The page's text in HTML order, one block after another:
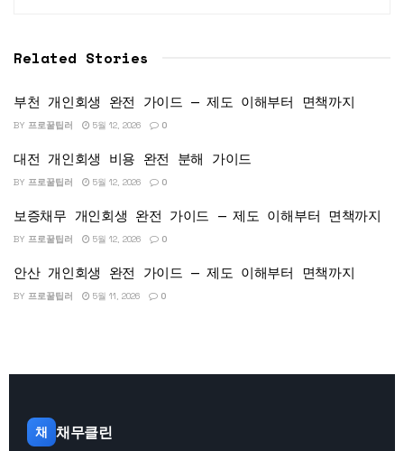
Related Stories
부천 개인회생 완전 가이드 — 제도 이해부터 면책까지
BY 프로꿀팁러 5월 12, 2026 0
대전 개인회생 비용 완전 분해 가이드
BY 프로꿀팁러 5월 12, 2026 0
보증채무 개인회생 완전 가이드 — 제도 이해부터 면책까지
BY 프로꿀팁러 5월 12, 2026 0
안산 개인회생 완전 가이드 — 제도 이해부터 면책까지
BY 프로꿀팁러 5월 11, 2026 0
채 채무클린